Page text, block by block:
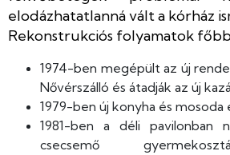
elodázhatatlanná vált a kórház
Rekonstrukciós folyamatok
1974-ben megépült az új
Nővérszálló és átadják az új
1979-ben új konyha és mosoda
1981-ben a déli pavilonban
csecsemő